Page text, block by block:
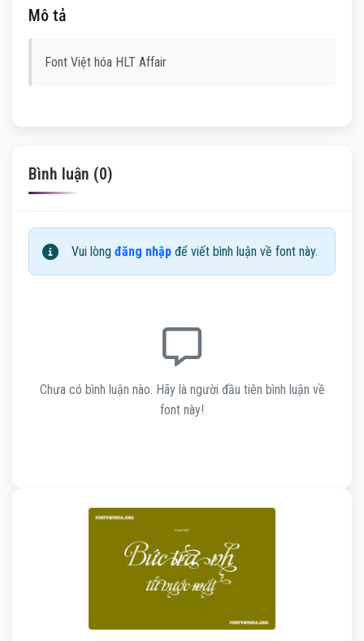
Mô tả
Font Việt hóa HLT Affair
Bình luận (0)
Vui lòng đăng nhập để viết bình luận về font này.
Chưa có bình luận nào. Hãy là người đầu tiên bình luận về
font này!